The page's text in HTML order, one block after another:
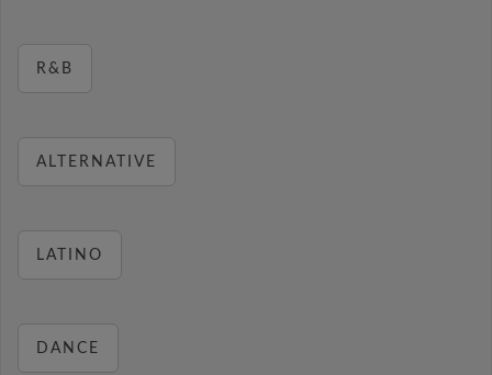
R&B
ALTERNATIVE
LATINO
DANCE